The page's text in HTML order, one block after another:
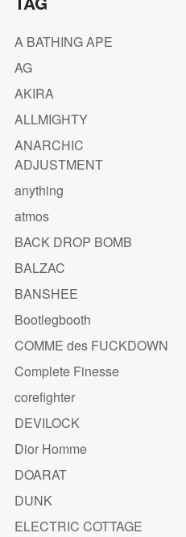
A BATHING APE
AG
AKIRA
ALLMIGHTY
ANARCHIC
ADJUSTMENT
anything
atmos
BACK DROP BOMB
BALZAC
BANSHEE
Bootlegbooth
COMME des FUCKDOWN
Complete Finesse
corefighter
DEVILOCK
Dior Homme
DOARAT
DUNK
ELECTRIC COTTAGE